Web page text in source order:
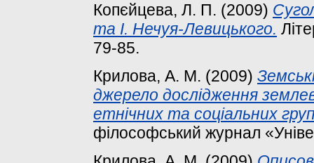
Копєйцева, Л. П. (2009)
та І. Нечуя-Левицького.
79-85.
Крилова, А. М. (2009)
джерело дослідження
етнічних та соціальних
філософський журнал